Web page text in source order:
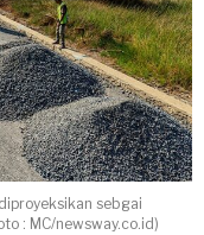
sebgai
: MC/newsway.co.id)